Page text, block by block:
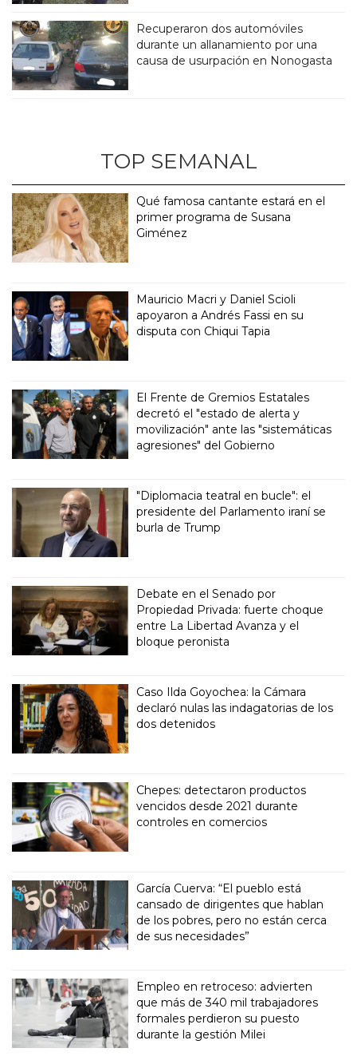
Recuperaron dos automóviles
durante un allanamiento por una
causa de usurpación en Nonogasta
TOP SEMANAL
Qué famosa cantante estará en el
primer programa de Susana
Giménez
Mauricio Macri y Daniel Scioli
apoyaron a Andrés Fassi en su
disputa con Chiqui Tapia
El Frente de Gremios Estatales
decretó el "estado de alerta y
movilización" ante las "sistemáticas
agresiones" del Gobierno
"Diplomacia teatral en bucle": el
presidente del Parlamento iraní se
burla de Trump
Debate en el Senado por
Propiedad Privada: fuerte choque
entre La Libertad Avanza y el
bloque peronista
Caso Ilda Goyochea: la Cámara
declaró nulas las indagatorias de los
dos detenidos
Chepes: detectaron productos
vencidos desde 2021 durante
controles en comercios
García Cuerva: “El pueblo está
cansado de dirigentes que hablan
de los pobres, pero no están cerca
de sus necesidades”
Empleo en retroceso: advierten
que más de 340 mil trabajadores
formales perdieron su puesto
durante la gestión Milei